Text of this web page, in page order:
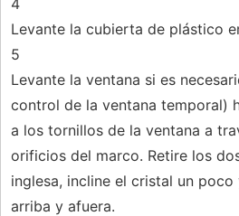
4
Levante la cubierta de plástico
5
Levante la ventana si es
control de la ventana temporal)
a los tornillos de la ventana a
orificios del marco. Retire los
inglesa, incline el cristal un
arriba y afuera.